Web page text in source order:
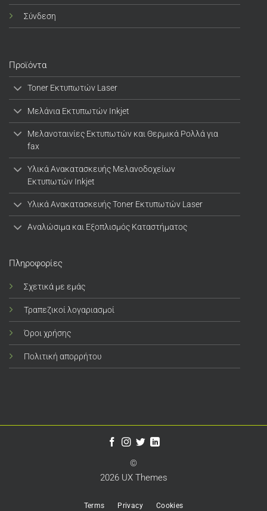
Σύνδεση
Προϊόντα
Toner Εκτυπωτών Laser
Μελάνια Εκτυπωτών Inkjet
Μελανοταινίες Εκτυπωτών και Θερμικά Ρολλά για
fax
Υλικά Ανακατασκευής Μελανοδοχείων
Εκτυπωτών Inkjet
Υλικά Ανακατασκευής Toner Εκτυπωτών Laser
Αναλώσιμα και Εξοπλισμός Καταστήματος
Πληροφορίες
Σχετικά με εμάς
Τραπεζικοί λογαριασμοί
Όροι χρήσης
Πολιτική απορρήτου
©
2026 UX Themes
Terms Privacy Cookies